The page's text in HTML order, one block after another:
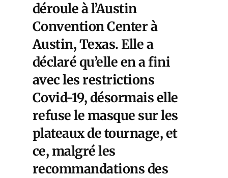
déroule à l’Austin
Convention Center à
Austin, Texas. Elle a
déclaré qu’elle en a fini
avec les restrictions
Covid-19, désormais elle
refuse le masque sur les
plateaux de tournage, et
ce, malgré les
recommandations des